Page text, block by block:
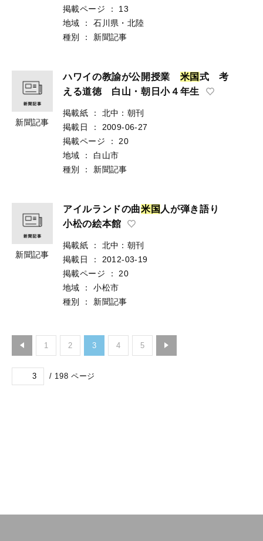
掲載ページ
：
13
地域
：
石川県・北陸
種別
： 新聞記事
新聞記事
ハワイの教諭が公開授業 米国式 考
える道徳 白山・朝日小４年生
掲載紙 ：
北中：朝刊
掲載日
：
2009-06-27
掲載ページ
：
20
地域
：
白山市
種別
： 新聞記事
新聞記事
アイルランドの曲米 国 人が弾き語り
小松の絵本館
掲載紙 ：
北中：朝刊
掲載日
：
2012-03-19
掲載ページ
：
20
地域
：
小松市
種別
： 新聞記事
1 2 3 4 5
/ 198 ページ